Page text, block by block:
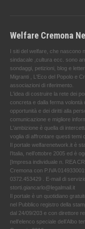
Welfare Cremona
I siti del welfare, che nascono
sindacale ,cultura ecc. sono
sondaggi, petizioni, blog e
Migranti , L'Eco del Popolo e
associazioni di riferimento.
L'idea di costruire la rete dei
concreta e dalla ferma volontà
opportunità e dei diritti alla
comunicazione e migliore
L'ambizione è quella di
voglia di affrontare questi temi
Il portale welfarenetwork.it è
l'Italia, nell’ottobre 2005 ed è
[Impresa individuale n. REA
Cremona con P.IVA
0372.453429 . E-mail di
storti.giancarlo@legalmail.it
Il portale è un quotidiano
nel Pubblico registro della
dal 24/09/203 e con direttore
nell’elenco speciale dell’Albo